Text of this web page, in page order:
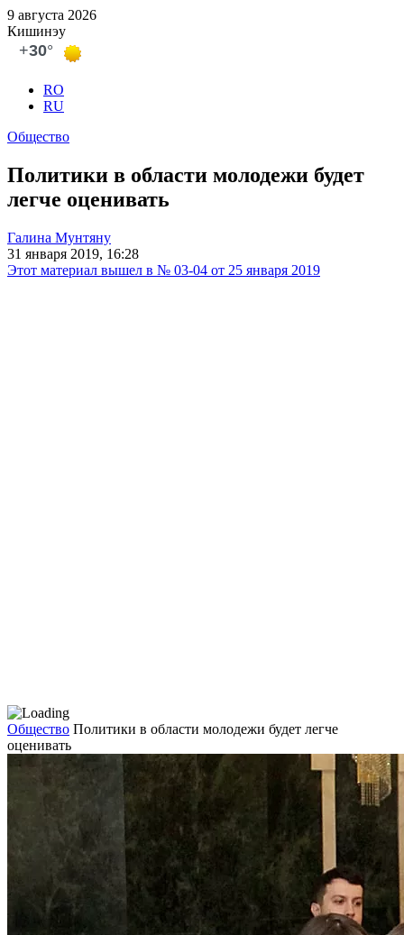
9 августа 2026
Кишинэу
RO
RU
Общество
Политики в области молодежи будет
легче оценивать
Галина Мунтяну
31 января 2019, 16:28
Этот материал вышел в № 03-04 от 25 января 2019
Общество Политики в области молодежи будет легче
оценивать